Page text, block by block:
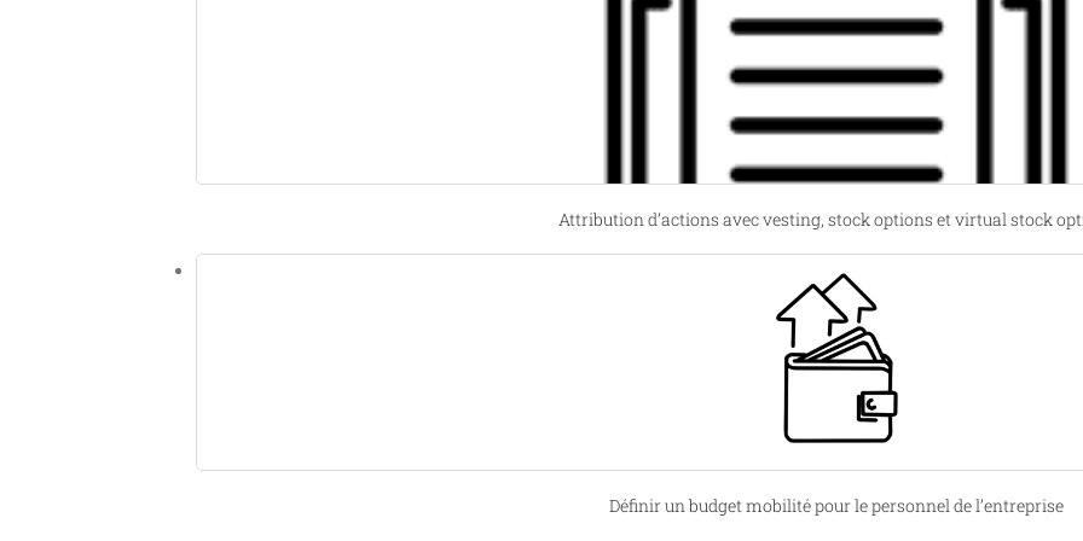
Attribution d’actions avec vesting, stock options et virtual stock
Définir un budget mobilité pour le personnel de l’entreprise